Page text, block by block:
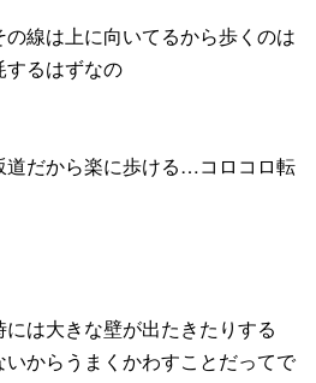
線は上に向いてるから歩くのは
するはずなの
道だから楽に歩ける…コロコロ転
は大きな壁が出たきたりする
からうまくかわすことだってで